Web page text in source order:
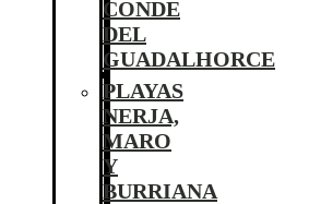
CONDE
DEL
GUADALHORCE
PLAYAS
NERJA,
MARO
Y
BURRIANA